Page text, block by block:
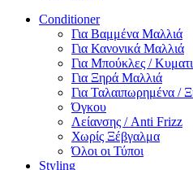
Conditioner
Για Βαμμένα Μαλλιά
Για Κανονικά Μαλλιά
Για Μπούκλες /
Για Ξηρά Μαλλιά
Για Ταλαιπωρημένα /
Όγκου
Λείανσης / Anti Frizz
Χωρίς Ξέβγαλμα
Όλοι οι Τύποι
Styling